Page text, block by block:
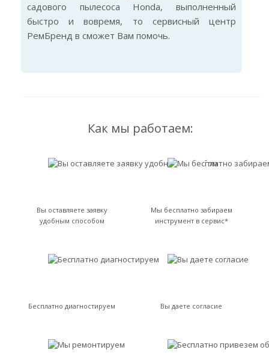
садового пылесоса Honda, выполненный
быстро и вовремя, то сервисный центр
РемБренд в сможет Вам помочь.
Как мы работаем:
Вы оставляете заявку
удобным способом
Мы бесплатно забираем
инструмент в сервис*
Бесплатно диагностируем Вы даете согласие